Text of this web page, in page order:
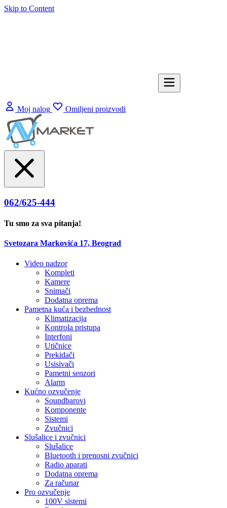
Skip to Content
Moj nalog Omiljeni proizvodi
062/625-444
Tu smo za sva pitanja!
Svetozara Markovića 17, Beograd
Video nadzor
Kompleti
Kamere
Snimači
Dodatna oprema
Pametna kuća i bezbednost
Klimatizacija
Kontrola pristupa
Interfoni
Utičnice
Prekidači
Usisivači
Pametni senzori
Alarm
Kućno ozvučenje
Soundbarovi
Komponente
Sistemi
Zvučnici
Slušalice i zvučnici
Slušalice
Bluetooth i prenosni zvučnici
Radio aparati
Dodatna oprema
Za računar
Pro ozvučenje
100V sistemi